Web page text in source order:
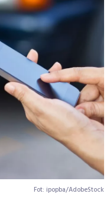
Fot: ipopba/AdobeStock